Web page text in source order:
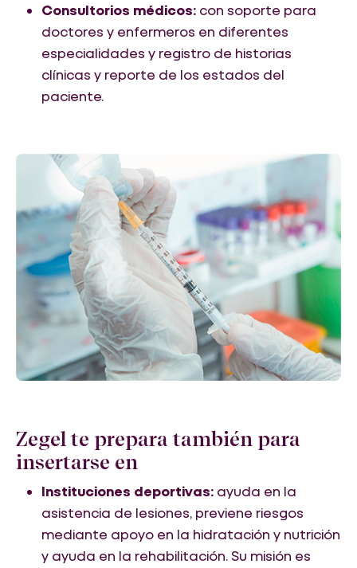
Consultorios médicos: con soporte para
doctores y enfermeros en diferentes
especialidades y registro de historias
clínicas y reporte de los estados del
paciente.
Zegel te prepara también para
insertarse en
Instituciones deportivas: ayuda en la
asistencia de lesiones, previene riesgos
mediante apoyo en la hidratación y nutrición
y ayuda en la rehabilitación. Su misión es